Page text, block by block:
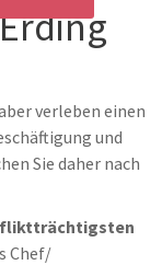
verleben einen
und
Sie daher nach
Chef/